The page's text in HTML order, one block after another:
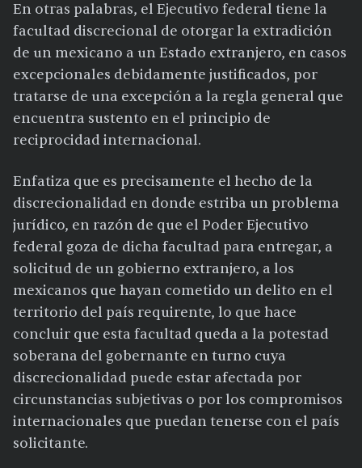
En otras palabras, el Ejecutivo federal tiene la
facultad discrecional de otorgar la extradición
de un mexicano a un Estado extranjero, en casos
excepcionales debidamente justificados, por
tratarse de una excepción a la regla general que
encuentra sustento en el principio de
reciprocidad internacional.
Enfatiza que es precisamente el hecho de la
discrecionalidad en donde estriba un problema
jurídico, en razón de que el Poder Ejecutivo
federal goza de dicha facultad para entregar, a
solicitud de un gobierno extranjero, a los
mexicanos que hayan cometido un delito en el
territorio del país requirente, lo que hace
concluir que esta facultad queda a la potestad
soberana del gobernante en turno cuya
discrecionalidad puede estar afectada por
circunstancias subjetivas o por los compromisos
internacionales que puedan tenerse con el país
solicitante.